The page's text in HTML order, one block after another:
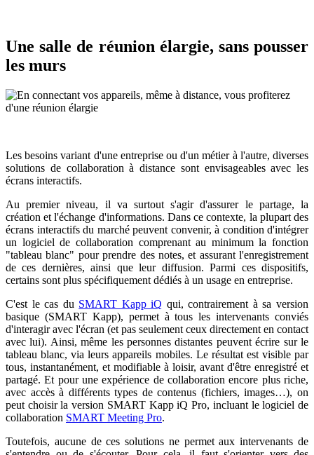
Une salle de réunion élargie, sans pousser
les murs
Les besoins variant d'une entreprise ou d'un métier à l'autre, diverses
solutions de collaboration à distance sont envisageables avec les
écrans interactifs.
Au premier niveau, il va surtout s'agir d'assurer le partage, la
création et l'échange d'informations. Dans ce contexte, la plupart des
écrans interactifs du marché peuvent convenir, à condition d'intégrer
un logiciel de collaboration comprenant au minimum la fonction
"tableau blanc" pour prendre des notes, et assurant l'enregistrement
de ces dernières, ainsi que leur diffusion. Parmi ces dispositifs,
certains sont plus spécifiquement dédiés à un usage en entreprise.
C'est le cas du SMART Kapp iQ qui, contrairement à sa version
basique (SMART Kapp), permet à tous les intervenants conviés
d'interagir avec l'écran (et pas seulement ceux directement en contact
avec lui). Ainsi, même les personnes distantes peuvent écrire sur le
tableau blanc, via leurs appareils mobiles. Le résultat est visible par
tous, instantanément, et modifiable à loisir, avant d'être enregistré et
partagé. Et pour une expérience de collaboration encore plus riche,
avec accès à différents types de contenus (fichiers, images…), on
peut choisir la version SMART Kapp iQ Pro, incluant le logiciel de
collaboration SMART Meeting Pro.
Toutefois, aucune de ces solutions ne permet aux intervenants de